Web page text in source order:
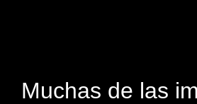
Muchas de las